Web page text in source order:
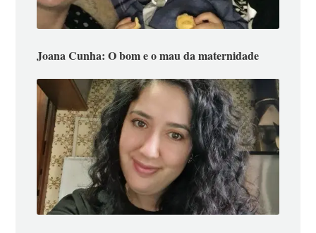
Joana Cunha: O bom e o mau da maternidade